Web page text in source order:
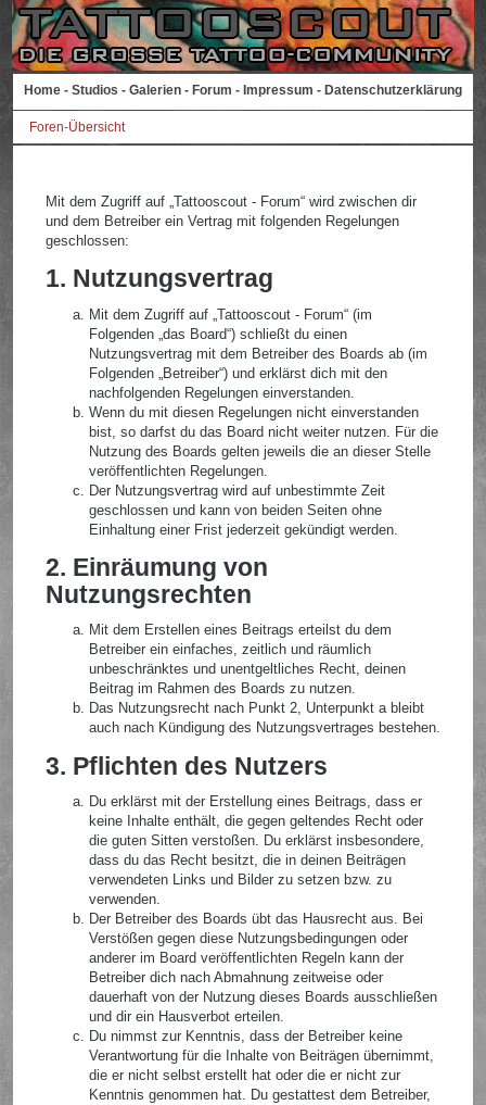
Home - Studios - Galerien - Forum - Impressum - Datenschutzerklärung
Foren-Übersicht
Mit dem Zugriff auf „Tattooscout - Forum“ wird zwischen dir
und dem Betreiber ein Vertrag mit folgenden Regelungen
geschlossen:
1. Nutzungsvertrag
Mit dem Zugriff auf „Tattooscout - Forum“ (im
Folgenden „das Board“) schließt du einen
Nutzungsvertrag mit dem Betreiber des Boards ab (im
Folgenden „Betreiber“) und erklärst dich mit den
nachfolgenden Regelungen einverstanden.
Wenn du mit diesen Regelungen nicht einverstanden
bist, so darfst du das Board nicht weiter nutzen. Für die
Nutzung des Boards gelten jeweils die an dieser Stelle
veröffentlichten Regelungen.
Der Nutzungsvertrag wird auf unbestimmte Zeit
geschlossen und kann von beiden Seiten ohne
Einhaltung einer Frist jederzeit gekündigt werden.
2. Einräumung von
Nutzungsrechten
Mit dem Erstellen eines Beitrags erteilst du dem
Betreiber ein einfaches, zeitlich und räumlich
unbeschränktes und unentgeltliches Recht, deinen
Beitrag im Rahmen des Boards zu nutzen.
Das Nutzungsrecht nach Punkt 2, Unterpunkt a bleibt
auch nach Kündigung des Nutzungsvertrages bestehen.
3. Pflichten des Nutzers
Du erklärst mit der Erstellung eines Beitrags, dass er
keine Inhalte enthält, die gegen geltendes Recht oder
die guten Sitten verstoßen. Du erklärst insbesondere,
dass du das Recht besitzt, die in deinen Beiträgen
verwendeten Links und Bilder zu setzen bzw. zu
verwenden.
Der Betreiber des Boards übt das Hausrecht aus. Bei
Verstößen gegen diese Nutzungsbedingungen oder
anderer im Board veröffentlichten Regeln kann der
Betreiber dich nach Abmahnung zeitweise oder
dauerhaft von der Nutzung dieses Boards ausschließen
und dir ein Hausverbot erteilen.
Du nimmst zur Kenntnis, dass der Betreiber keine
Verantwortung für die Inhalte von Beiträgen übernimmt,
die er nicht selbst erstellt hat oder die er nicht zur
Kenntnis genommen hat. Du gestattest dem Betreiber,